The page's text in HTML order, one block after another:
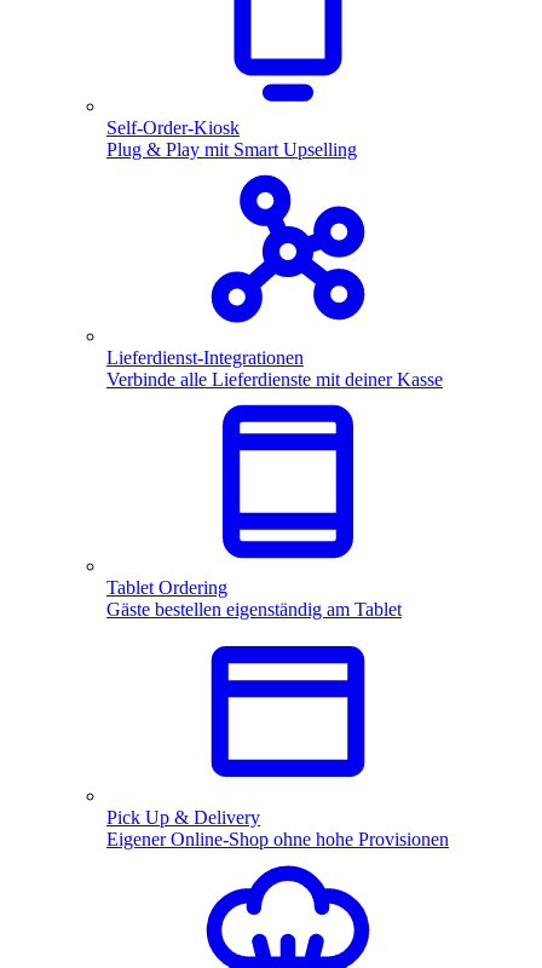
Self-Order-Kiosk
Plug & Play mit Smart Upselling
Lieferdienst-Integrationen
Verbinde alle Lieferdienste mit deiner Kasse
Tablet Ordering
Gäste bestellen eigenständig am Tablet
Pick Up & Delivery
Eigener Online-Shop ohne hohe Provisionen